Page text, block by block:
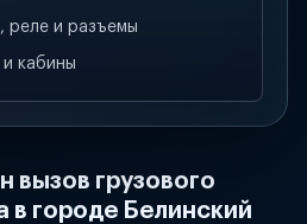
реле и разъемы
и кабины
вызов грузового
в городе Белинский